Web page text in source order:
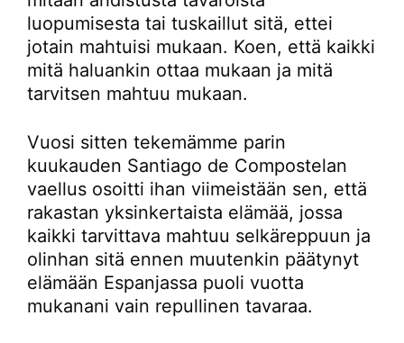
luopumisesta tai tuskaillut sitä, ettei
jotain mahtuisi mukaan. Koen, että kaikki
mitä haluankin ottaa mukaan ja mitä
tarvitsen mahtuu mukaan.
Vuosi sitten tekemämme parin
kuukauden Santiago de Compostelan
vaellus osoitti ihan viimeistään sen, että
rakastan yksinkertaista elämää, jossa
kaikki tarvittava mahtuu selkäreppuun ja
olinhan sitä ennen muutenkin päätynyt
elämään Espanjassa puoli vuotta
mukanani vain repullinen tavaraa.